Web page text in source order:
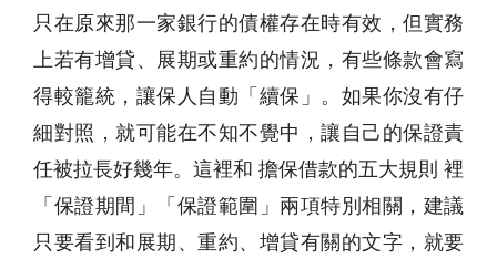
只在原來那一家銀行的債權存在時有效，但實務
上若有增貸、展期或重約的情況，有些條款會寫
得較籠統，讓保人自動「續保」。如果你沒有仔
細對照，就可能在不知不覺中，讓自己的保證責
任被拉長好幾年。這裡和 擔保借款的五大規則 裡
「保證期間」「保證範圍」兩項特別相關，建議
只要看到和展期、重約、增貸有關的文字，就要